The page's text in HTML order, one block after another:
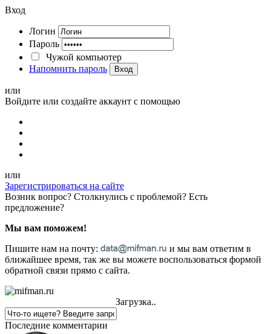
Вход
Логин
Пароль
Чужой компьютер
Напомнить пароль
Вход
или
Войдите или создайте аккаунт с помощью
или
Зарегистрироваться на сайте
Возник вопрос? Столкнулись с проблемой? Есть
предложение?
Мы вам поможем!
Пишите нам на почту:
и мы вам ответим в
ближайшее время, так же вы можете воспользоваться формой
обратной связи прямо с сайта.
Загрузка..
Последние комментарии